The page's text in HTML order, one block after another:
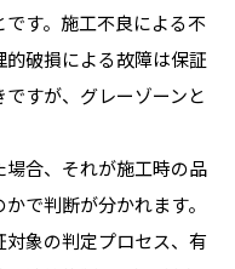
す。施工不良による不
破損による故障は保証
すが、グレーゾーンと
合、それが施工時の品
で判断が分かれます。
象の判定プロセス、有